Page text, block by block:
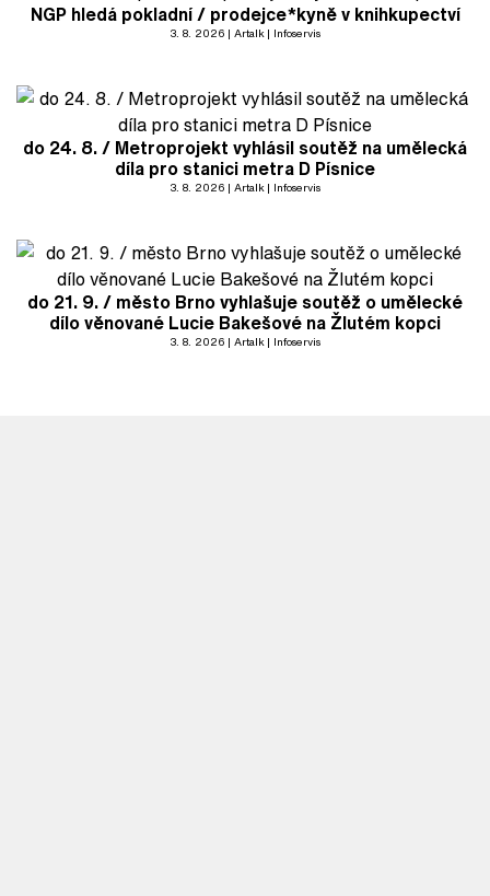
NGP hledá pokladní / prodejce*kyně v knihkupectví
3. 8. 2026 Artalk Infoservis
do 24. 8. / Metroprojekt vyhlásil soutěž na umělecká
díla pro stanici metra D Písnice
3. 8. 2026 Artalk Infoservis
do 21. 9. / město Brno vyhlašuje soutěž o umělecké
dílo věnované Lucie Bakešové na Žlutém kopci
3. 8. 2026 Artalk Infoservis